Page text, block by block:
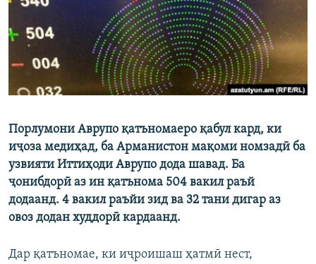
Порлумони Аврупо қатъномаеро қабул кард, ки
иҷоза медиҳад, ба Арманистон мақоми номзадӣ ба
узвияти Иттиҳоди Аврупо дода шавад. Ба
ҷонибдорӣ аз ин қатънома 504 вакил раъй
додаанд. 4 вакил раъйи зид ва 32 тани дигар аз
овоз додан худдорӣ кардаанд.
Дар қатъномае, ки иҷроишаш ҳатмӣ нест,